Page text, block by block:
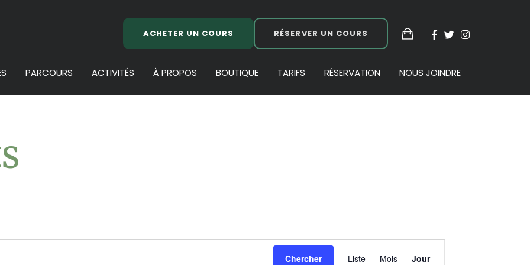
ACHETER UN COURS RÉSERVER UN COURS
PARCOURS ACTIVITÉS À PROPOS BOUTIQUE TARIFS RÉSERVATION NOUS JOINDRE
Chercher
Navigation
Liste Mois Jour